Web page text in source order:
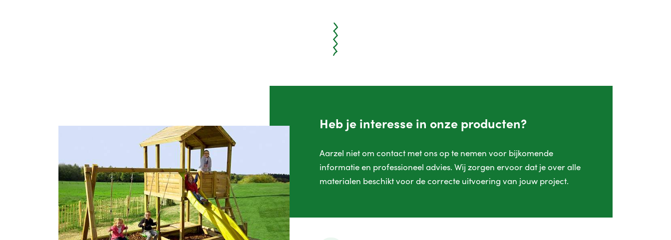
Heb je interesse in onze producten?
Aarzel niet om contact met ons op te nemen voor bijkomende
informatie en professioneel advies. Wij zorgen ervoor dat je over alle
materialen beschikt voor de correcte uitvoering van jouw project.